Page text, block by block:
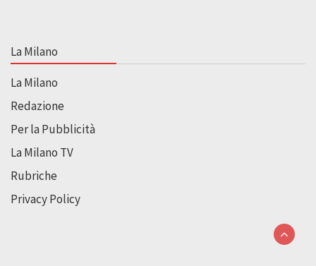
La Milano
La Milano
Redazione
Per la Pubblicità
La Milano TV
Rubriche
Privacy Policy